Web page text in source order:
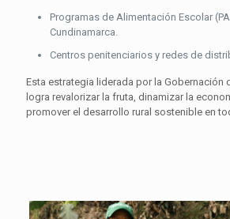
Programas de Alimentación Escolar
Cundinamarca.
Centros penitenciarios y redes de
Esta estrategia liderada por la Gobernación
logra revalorizar la fruta, dinamizar la
promover el desarrollo rural sostenible en